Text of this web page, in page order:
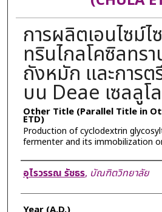
การผลิตเอนไซม์ไ
ทรินไกลโคซิลทรา
ถังหมัก และการต
บน Deae เซลลูโ
Other Title (Parallel Title in
ETD)
Production of cyclodextrin
fermenter and its immobilization
Author
อุไรวรรณ รัชธร, บัณฑิตวิทยาลัย